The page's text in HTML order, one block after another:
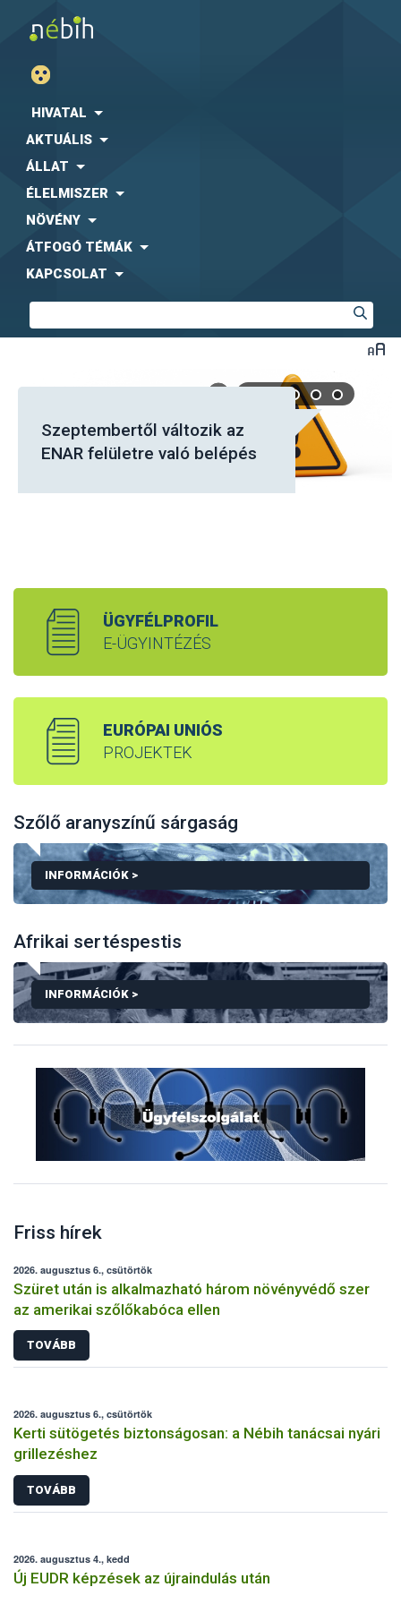
HIVATAL
AKTUÁLIS
ÁLLAT
ÉLELMISZER
NÖVÉNY
ÁTFOGÓ TÉMÁK
KAPCSOLAT
Szeptembertől változik az
ENAR felületre való belépés
ÜGYFÉLPROFIL
E-ÜGYINTÉZÉS
EURÓPAI UNIÓS
PROJEKTEK
Szőlő aranyszínű sárgaság
INFORMÁCIÓK >
TEMATIKUS ALOLDALUNKON MEGTALÁLHATJÁK A
Afrikai sertéspestis
INFORMÁCIÓK >
TEMATIKUS ALOLDALUNKON MEGTALÁLHATJÁK
Friss hírek
2026. augusztus 6., csütörtök
Szüret után is alkalmazható három növényvédő szer
az amerikai szőlőkabóca ellen
TOVÁBB
2026. augusztus 6., csütörtök
Kerti sütögetés biztonságosan: a Nébih tanácsai nyári
grillezéshez
TOVÁBB
2026. augusztus 4., kedd
Új EUDR képzések az újraindulás után